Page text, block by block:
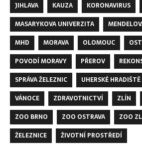
JIHLAVA
KAUZA KORONAVIRUS
MASARYKOVA UNIVERZITA
MHD
MORAVA OLOMOUC
POVODÍ MORAVY
PŘEROV
SPRÁVA ŽELEZNIC
UHERSKÉ HRADIŠTĚ
VÁNOCE
ZDRAVOTNICTVÍ ZLÍN
ZOO BRNO
ZOO OSTRAVA ZOO
ŽELEZNICE
ŽIVOTNÍ PROSTŘEDÍ